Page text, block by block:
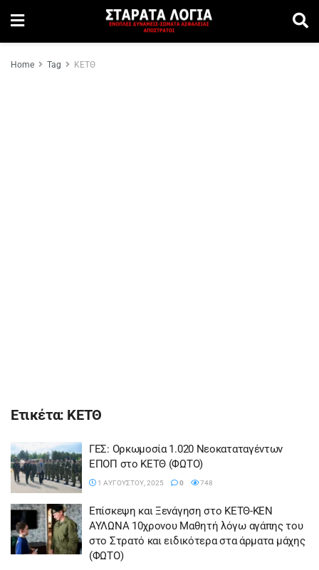
Home Tag ΚΕΤΘ
Ετικέτα: ΚΕΤΘ
ΓΕΣ: Ορκωμοσία 1.020 Νεοκαταταγέντων
ΕΠΟΠ στο ΚΕΤΘ (ΦΩΤΟ)
1 ΑΥΓΟΎΣΤΟΥ, 2025 0 748
Επίσκεψη και Ξενάγηση στο ΚΕΤΘ-ΚΕΝ
ΑΥΛΩΝΑ 10χρονου Μαθητή λόγω αγάπης του
στο Στρατό και ειδικότερα στα άρματα μάχης
(ΦΩΤΟ)